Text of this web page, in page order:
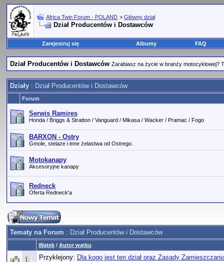
Africa Twin Forum - POLAND > Główny dział
Dział Producentów i Dostawców
Zarejestruj się Albumy FAQ
Dział Producentów i Dostawców Zarabiasz na życie w branży motocyklowej?
Działy : Dział Producentów i Dostawców
Forum
Serwis Ramires
Honda / Briggs & Stratton / Vanguard / Mikasa / Wacker / Pramac / Fogo
BARXON - Ostry
Gmole, stelaże i inne żelastwa od Ostrego.
Motokanapy
Akcesoryjne kanapy
Redneck
Oferta Redneck'a
Tematy na Forum : Dział Producentów i Dostawców
Wątek / Autor wątku
Przyklejony: Dla kogo jest ten dział oraz Zasady